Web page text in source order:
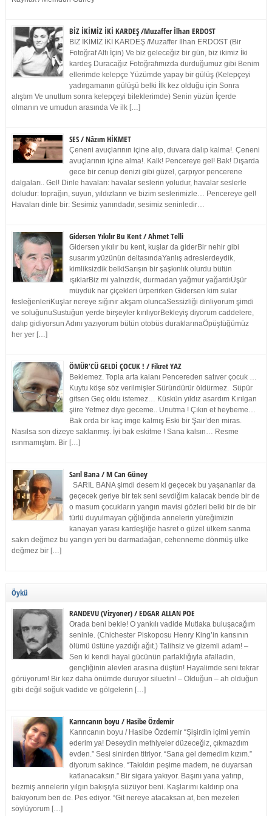
BİZ İKİMİZ İKİ KARDEŞ /Muzaffer İlhan ERDOST
BİZ İKİMİZ İKİ KARDEŞ /Muzaffer İlhan ERDOST (Bir
Fotoğraf Altı İçin) Ve biz geleceğiz bir gün, biz ikimiz İki
kardeş Duracağız Fotoğrafımızda durduğumuz gibi Benim
ellerimde kelepçe Yüzümde yapay bir gülüş (Kelepçeyi
yadırgamanın gülüşü belki İlk kez olduğu için Sonra
alıştım Ve unuttum sonra kelepçeyi bileklerimde) Senin yüzün İçerde
olmanın ve umudun arasında Ve ilk […]
SES / Nâzım HİKMET
Çeneni avuçlarının içine alıp, duvara dalıp kalma!. Çeneni
avuçlarının içine alma!. Kalk! Pencereye gel! Bak! Dışarda
gece bir cenup denizi gibi güzel, çarpıyor pencerene
dalgaları.. Gel! Dinle havaları: havalar seslerin yoludur, havalar seslerle
doludur: toprağın, suyun, yıldızların ve bizim seslerimizle… Pencereye gel!
Havaları dinle bir: Sesimiz yanındadır, sesimiz seninledir…
Gidersen Yıkılır Bu Kent / Ahmet Telli
Gidersen yıkılır bu kent, kuşlar da giderBir nehir gibi
susarım yüzünün deltasındaYanlış adreslerdeydik,
kimliksizdik belkiSarışın bir şaşkınlık olurdu bütün
ışıklarBiz mi yalnızdık, durmadan yağmur yağardıÜşür
müydük nar çiçekleri ürperirken Gidersen kim sular
fesleğenleriKuşlar nereye sığınır akşam oluncaSessizliği dinliyorum şimdi
ve soluğunuSustuğun yerde birşeyler kırılıyorBekleyiş diyorum caddelere,
dalıp gidiyorsun Adını yazıyorum bütün otobüs duraklarınaÖpüştüğümüz
her yer […]
ÖMÜR’CÜ GELDİ ÇOCUK ! / Fikret YAZ
Beklemez. Topla arta kalanı Pencereden satıver çocuk …
Kuytu köşe söz verilmişler Süründürür öldürmez. Süpür
gitsen Geç oldu istemez… Küskün yıldız asardım Kırılgan
şiire Yetmez diye geceme.. Unutma ! Çıkın et heybeme…
Bak orda bir kaç imge kalmış Eski bir Şair’den miras.
Nasılsa son dizeye saklanmış. İyi bak eskitme ! Sana kalsın… Resme
ısınmamıştım. Bir […]
Sarıl Bana / M Can Güney
SARIL BANA şimdi desem ki geçecek bu yaşananlar da
geçecek geriye bir tek seni sevdiğim kalacak bende bir de
o masum çocukların yangın mavisi gözleri belki bir de bir
türlü duyulmayan çığlığında annelerin yüreğimizin
kanayan yarası kardeşliğe hasret o güzel ülkem sanma
sakın değmez bu yangın yeri bu darmadağan, cehenneme dönmüş ülke
değmez bir […]
Öykü
RANDEVU (Vizyoner) / EDGAR ALLAN POE
Orada beni bekle! O yankılı vadide Mutlaka buluşacağım
seninle. (Chichester Piskoposu Henry King’in karısının
ölümü üstüne yazdığı ağıt.) Talihsiz ve gizemli adam! –
Sen ki kendi hayal gücünün parlaklığıyla afalladın,
gençliğinin alevleri arasına düştün! Hayalimde seni tekrar
görüyorum! Bir kez daha önümde duruyor siluetin! – Olduğun – ah olduğun
gibi değil soğuk vadide ve gölgelerin […]
Karıncanın boyu / Hasibe Özdemir
Karıncanın boyu / Hasibe Özdemir “Şişirdin içimi yemin
ederim ya! Deseydin methiyeler düzeceğiz, çıkmazdım
evden.” Sesi sinirden titriyor. “Sana gel demedim kızım.”
diyorum sakince. “Takıldın peşime madem, ne duyarsan
katlanacaksın.” Bir sigara yakıyor. Başını yana yatırıp,
bezmiş annelerin yılgın bakışıyla süzüyor beni. Kaşlarımı kaldırıp ona
bakıyorum ben de. Pes ediyor. “Git nereye atacaksan at, ben mezeleri
söylüyorum […]